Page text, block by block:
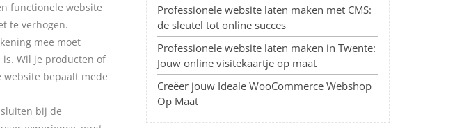
functionele website
te verhogen.
mee moet
Wil je producten of
website bepaalt mede
bij de
Professionele website laten maken met CMS:
de sleutel tot online succes
Professionele website laten maken in Twente:
Jouw online visitekaartje op maat
Creëer jouw Ideale WooCommerce Webshop
Op Maat